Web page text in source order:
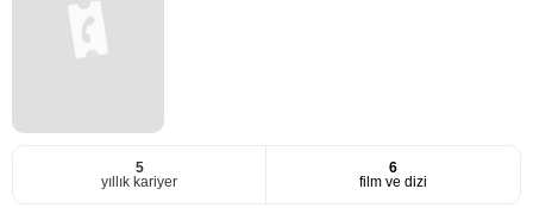
5
yıllık kariyer
6
film ve dizi